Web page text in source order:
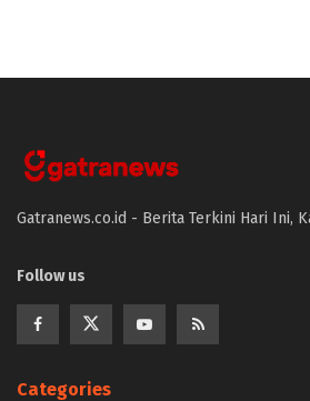
Gatranews.co.id - Berita Terkini Hari Ini,
Follow us
Categories